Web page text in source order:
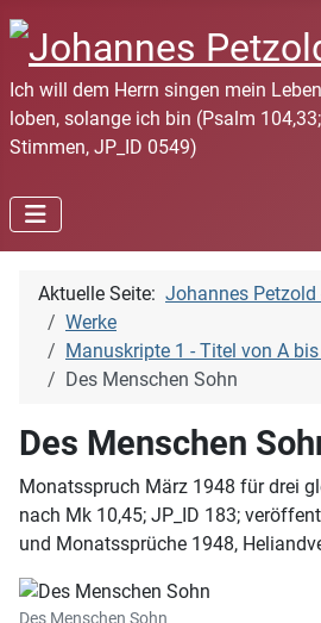
Ich will dem Herrn singen mein
loben, solange ich bin (Psalm
Stimmen, JP_ID 0549)
Aktuelle Seite: Johannes Petzold
Werke
Manuskripte 1 - Titel von A
Des Menschen Sohn
Des Menschen
Monatsspruch März 1948 für drei
nach Mk 10,45; JP_ID 183;
und Monatssprüche 1948,